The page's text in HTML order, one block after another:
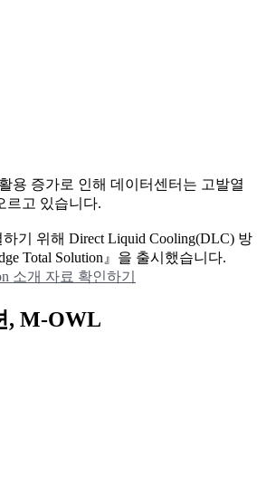
용 증가로 인해 데이터센터는 고발열
르고 있습니다.
기 위해 Direct Liquid Cooling(DLC) 방
Total Solution』을 출시했습니다.
소개 자료 확인하기
, M-OWL